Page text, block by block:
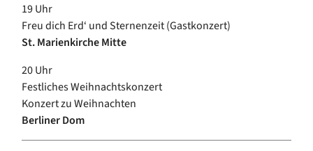
19 Uhr
Freu dich Erd‘ und Sternenzeit (Gastkonzert)
St. Marienkirche Mitte
20 Uhr
Festliches Weihnachtskonzert
Konzert zu Weihnachten
Berliner Dom